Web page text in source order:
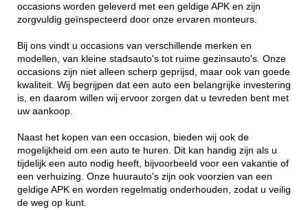
occasions worden geleverd met een geldige APK en zijn
zorgvuldig geïnspecteerd door onze ervaren monteurs.
Bij ons vindt u occasions van verschillende merken en
modellen, van kleine stadsauto's tot ruime gezinsauto's. Onze
occasions zijn niet alleen scherp geprijsd, maar ook van goede
kwaliteit. Wij begrijpen dat een auto een belangrijke investering
is, en daarom willen wij ervoor zorgen dat u tevreden bent met
uw aankoop.
Naast het kopen van een occasion, bieden wij ook de
mogelijkheid om een auto te huren. Dit kan handig zijn als u
tijdelijk een auto nodig heeft, bijvoorbeeld voor een vakantie of
een verhuizing. Onze huurauto's zijn ook voorzien van een
geldige APK en worden regelmatig onderhouden, zodat u veilig
de weg op kunt.